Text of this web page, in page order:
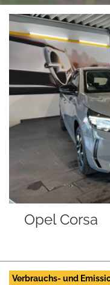
Opel Corsa
Verbrauchs- und